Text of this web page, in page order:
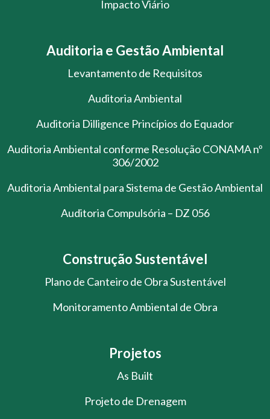
Impacto Viário
Auditoria e Gestão Ambiental
Levantamento de Requisitos
Auditoria Ambiental
Auditoria Dilligence Princípios do Equador
Auditoria Ambiental conforme Resolução CONAMA nº
306/2002
Auditoria Ambiental para Sistema de Gestão Ambiental
Auditoria Compulsória – DZ 056
Construção Sustentável
Plano de Canteiro de Obra Sustentável
Monitoramento Ambiental de Obra
Projetos
As Built
Projeto de Drenagem